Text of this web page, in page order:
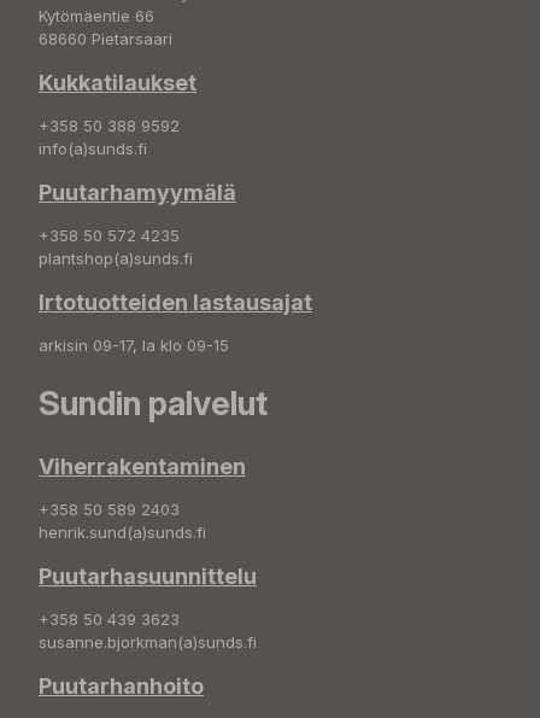
Kytömäentie 66
68660 Pietarsaari
Kukkatilaukset
+358 50 388 9592
info(a)sunds.fi
Puutarhamyymälä
+358 50 572 4235
plantshop(a)sunds.fi
Irtotuotteiden lastausajat
arkisin 09-17, la klo 09-15
Sundin palvelut
Viherrakentaminen
+358 50 589 2403
henrik.sund(a)sunds.fi
Puutarhasuunnittelu
+358 50 439 3623
susanne.bjorkman(a)sunds.fi
Puutarhanhoito